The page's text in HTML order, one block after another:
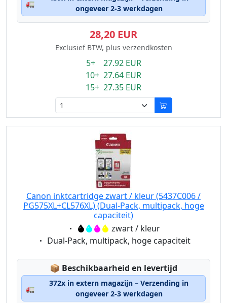
🚛
ongeveer 2-3 werkdagen
28,20 EUR
Exclusief BTW, plus verzendkosten
5+ 27.92 EUR
10+ 27.64 EUR
15+ 27.35 EUR
Canon inktcartridge zwart / kleur (5437C006 /
PG575XL+CL576XL) (Dual-Pack, multipack, hoge
capaciteit)
Eigenschaft:zwart / kleur
Eigenschaft:
Dual-Pack, multipack, hoge capaciteit
📦 Lagerstatus:
Beschikbaarheid en levertijd
🚛
372x in extern magazijn – Verzending in
ongeveer 2-3 werkdagen